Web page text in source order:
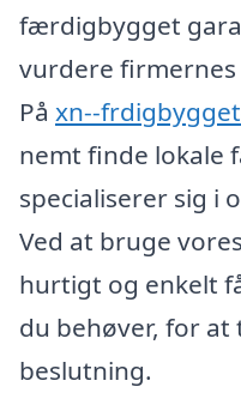
færdigbygget
vurdere firmernes
På xn--
nemt finde lokale
specialiserer sig i
Ved at bruge
hurtigt og enkelt
du behøver, for
beslutning.